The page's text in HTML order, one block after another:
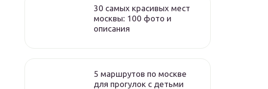
30 самых красивых мест
москвы: 100 фото и
описания
5 маршрутов по москве
для прогулок с детьми